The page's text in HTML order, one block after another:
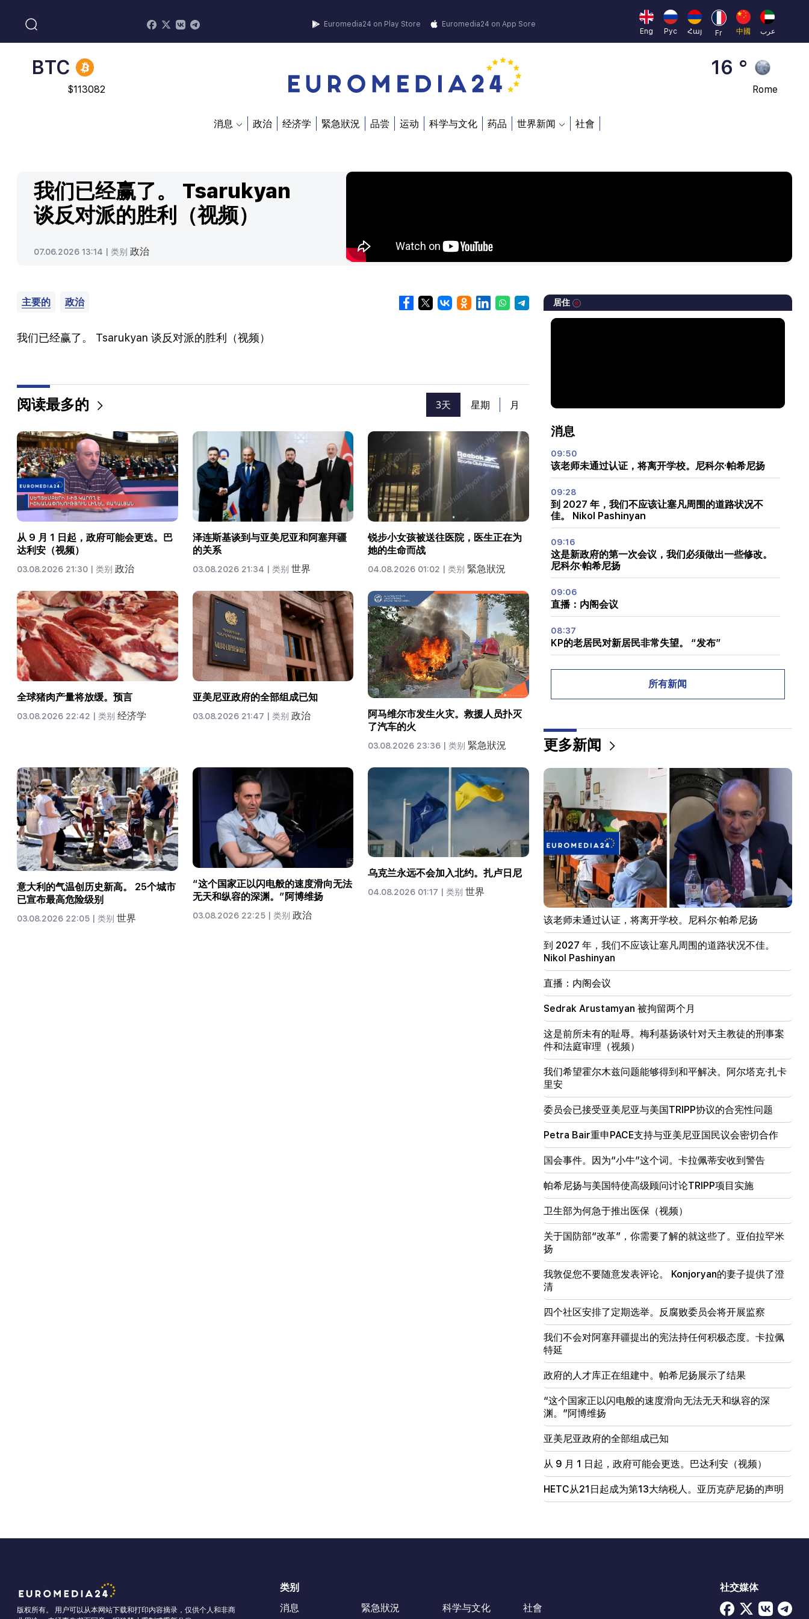
Euromedia24 on Play Store
Euromedia24 on App Sore
Eng
Рус Հայ Fr 中國 عرب BNB
$870.47
BTC
$113082
23 °
Brussels
16 °
Rome
消息 政治 经济学 緊急狀況 品尝 运动 科学与文化 药品 世界新闻 社會
我们已经赢了。 Tsarukyan
谈反对派的胜利（视频）
07.06.2026 13:14 | 类别 政治
主要的 政治
我们已经赢了。 Tsarukyan 谈反对派的胜利（视频）
阅读最多的 3天 星期 月
从 9 月 1 日起，政府可能会更迭。巴
达利安（视频）
03.08.2026 21:30 | 类别 政治
泽连斯基谈到与亚美尼亚和阿塞拜疆
的关系
03.08.2026 21:34 | 类别 世界
锐步小女孩被送往医院，医生正在为
她的生命而战
04.08.2026 01:02 | 类别 緊急狀況
全球猪肉产量将放缓。预言
03.08.2026 22:42 | 类别 经济学
亚美尼亚政府的全部组成已知
03.08.2026 21:47 | 类别 政治
阿马维尔市发生火灾。救援人员扑灭
了汽车的火
03.08.2026 23:36 | 类别 緊急狀況
意大利的气温创历史新高。 25个城市
已宣布最高危险级别
03.08.2026 22:05 | 类别 世界
“这个国家正以闪电般的速度滑向无法
无天和纵容的深渊。”阿博维扬
03.08.2026 22:25 | 类别 政治
乌克兰永远不会加入北约。扎卢日尼
04.08.2026 01:17 | 类别世界
居住
消息
09:50
该老师未通过认证，将离开学校。尼科尔·帕希尼扬
09:28
到 2027 年，我们不应该让塞凡周围的道路状况不
佳。 Nikol Pashinyan
09:16
这是新政府的第一次会议，我们必须做出一些修改。
尼科尔·帕希尼扬
09:06
直播：内阁会议
08:37
KP的老居民对新居民非常失望。 “发布”
08:22
艾伦·西蒙尼扬 (Alen Simonyan) 的家人离开了政府避
CP 提议成立临时 NA 道德委员会。欧洲义务。 “人
们”
07:58
不平衡和新成瘾的危险。 “事实”
02:03
“我相信亚美尼亚俱乐部将首次参加欧冠联赛的主赛
段。”别列佐夫斯基
01:43
以色列与黎巴嫩首轮谈判在罗马结束
01:34
十二生肖八月财运
01:07 重要的
救援部门向亚拉拉特地区的居民发出警告
00:56
杀人现场！
00:29
Sedrak Arustamyan 被拘留两个月
23:50
无需定位器即可找到丢失的 iPhone。一个新工具已创
建
21:30
这是前所未有的耻辱。梅利基扬谈针对天主教徒的刑
事案件和法庭审理（视频）
21:10
我们希望霍尔木兹问题能够得到和平解决。阿尔塔克·
扎卡里安
20:56 重要的
谨防旨在窃取银行详细信息的虚假页面和在线诈骗
（照片）
20:41
委员会已接受亚美尼亚与美国TRIPP协议的合宪性问题
20:30
美国正在为核战争做准备：新的逮捕和镇压（视频）
所有新闻
更多新闻
该老师未通过认证，将离开学校。尼科尔·帕希尼扬
到 2027 年，我们不应该让塞凡周围的道路状况不佳。
Nikol Pashinyan
直播：内阁会议
Sedrak Arustamyan 被拘留两个月
这是前所未有的耻辱。梅利基扬谈针对天主教徒的刑事案
件和法庭审理（视频）
我们希望霍尔木兹问题能够得到和平解决。阿尔塔克·扎卡
里安
委员会已接受亚美尼亚与美国TRIPP协议的合宪性问题
Petra Bair重申PACE支持与亚美尼亚国民议会密切合作
国会事件。因为“小牛”这个词。卡拉佩蒂安收到警告
帕希尼扬与美国特使高级顾问讨论TRIPP项目实施
卫生部为何急于推出医保（视频）
关于国防部“改革”，你需要了解的就这些了。亚伯拉罕米
扬
我敦促您不要随意发表评论。 Konjoryan的妻子提供了澄
清
四个社区安排了定期选举。反腐败委员会将开展监察
我们不会对阿塞拜疆提出的宪法持任何积极态度。卡拉佩
特延
政府的人才库正在组建中。帕希尼扬展示了结果
“这个国家正以闪电般的速度滑向无法无天和纵容的深
渊。”阿博维扬
亚美尼亚政府的全部组成已知
从 9 月 1 日起，政府可能会更迭。巴达利安（视频）
HETC从21日起成为第13大纳税人。亚历克萨尼扬的声明
版权所有。 用户可以从本网站下载和打印内容摘录，仅供个人和非商
类别
消息
緊急狀況 科学与文化 社會
社交媒体